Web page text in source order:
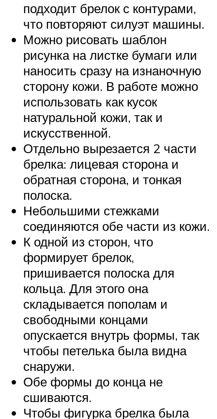
подходит брелок с контурами,
что повторяют силуэт машины.
Можно рисовать шаблон
рисунка на листке бумаги или
наносить сразу на изнаночную
сторону кожи. В работе можно
использовать как кусок
натуральной кожи, так и
искусственной.
Отдельно вырезается 2 части
брелка: лицевая сторона и
обратная сторона, и тонкая
полоска.
Небольшими стежками
соединяются обе части из кожи.
К одной из сторон, что
формирует брелок,
пришивается полоска для
кольца. Для этого она
складывается пополам и
свободными концами
опускается внутрь формы, так
чтобы петелька была видна
снаружи.
Обе формы до конца не
сшиваются.
Чтобы фигурка брелка была